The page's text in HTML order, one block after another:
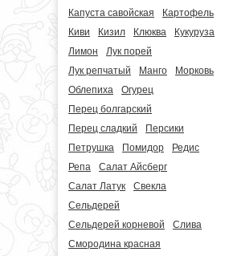
Капуста савойская
Картофель
Киви
Кизил Клюква
Кукуруза
Лимон
Лук порей
Лук репчатый
Манго
Морковь
Облепиха
Огурец
Перец болгарский
Перец сладкий
Персики
Петрушка
Помидор
Редис
Репа
Салат Айсберг
Салат Латук
Свекла
Сельдерей
Сельдерей корневой
Слива
Смородина красная